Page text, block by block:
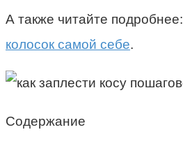
А также читайте подробнее:
колосок самой себе.
Содержание